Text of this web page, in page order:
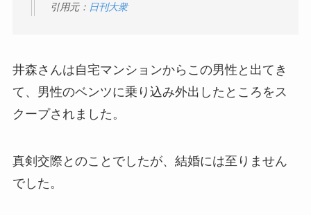
引用元： 日刊大衆
井森さんは自宅マンションからこの男性と出てき
て、男性のベンツに乗り込み外出したところをス
クープされました。
真剣交際とのことでしたが、結婚には至りません
でした。